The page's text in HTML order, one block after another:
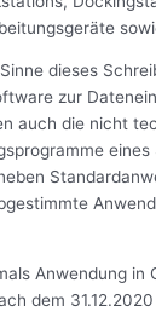
dieses
zur
auch die nicht
Anwendung in
dem